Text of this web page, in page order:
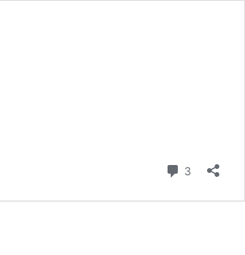
3 reacties